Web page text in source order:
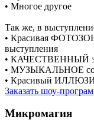
• Многое другое
Так же, в
• Красивая
выступления
• КАЧЕСТВЕННЫЙ
• МУЗЫКАЛЬНОЕ
• Красивый
Заказать шоу-
Микромагия